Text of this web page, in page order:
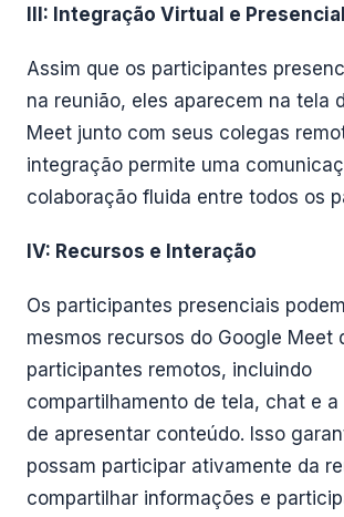
III: Integração Virtual e Presencial
Assim que os participantes
na reunião, eles aparecem na tela
Meet junto com seus colegas
integração permite uma
colaboração fluida entre todos os
IV: Recursos e Interação
Os participantes presenciais
mesmos recursos do Google Meet
participantes remotos, incluindo
compartilhamento de tela, chat e a
de apresentar conteúdo. Isso
possam participar ativamente da
compartilhar informações e